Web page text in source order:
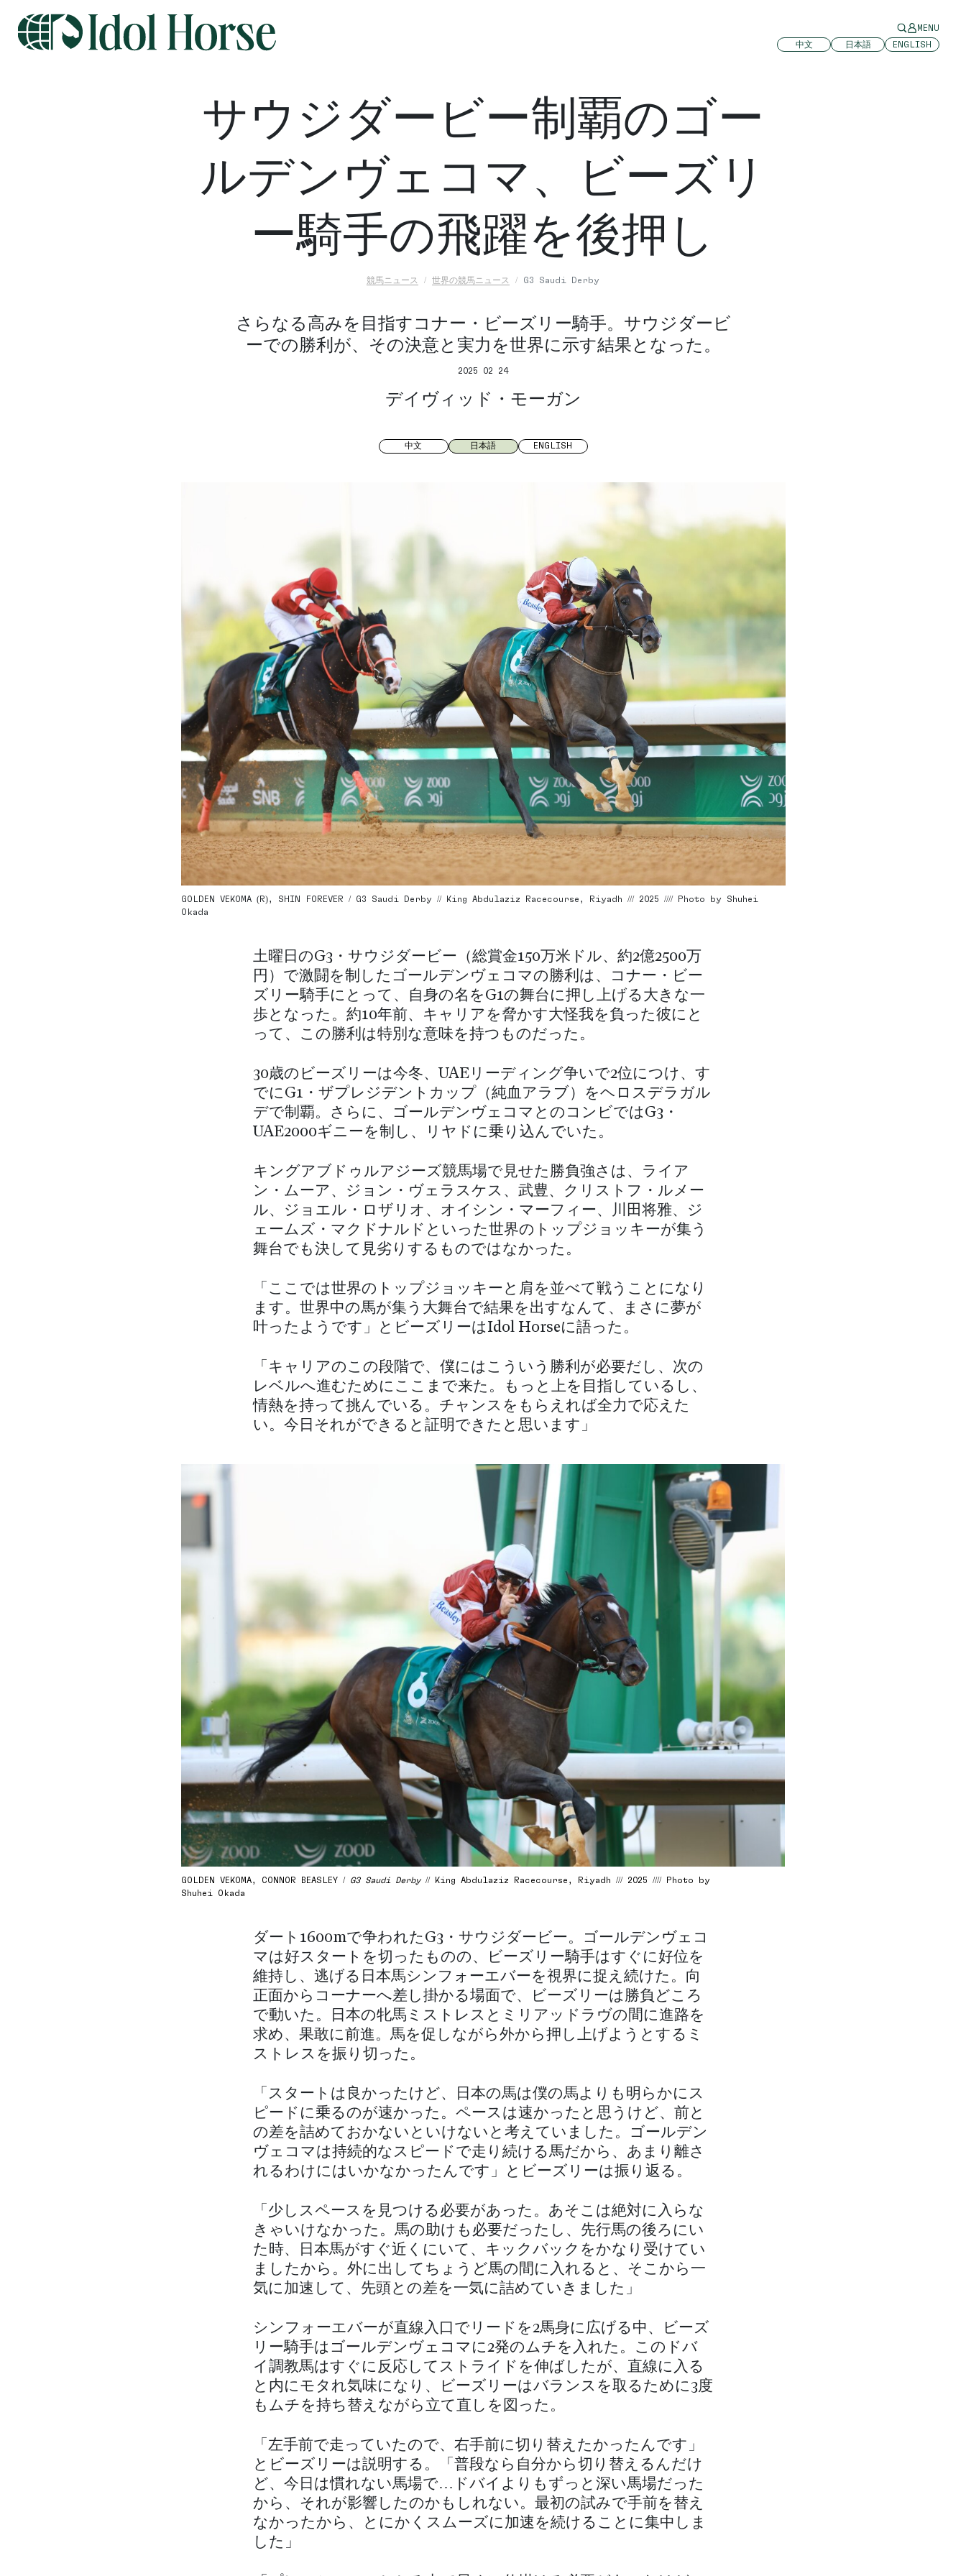
MENU
中文
日本語 ENGLISH
サウジダービー制覇のゴー
ルデンヴェコマ、ビーズリ
ー騎手の飛躍を後押し
競馬ニュース 世界の競馬ニュース G3 Saudi Derby
さらなる高みを目指すコナー・ビーズリー騎手。サウジダービ
ーでの勝利が、その決意と実力を世界に示す結果となった。
2025 02 24
デイヴィッド・モーガン
中文 日本語 ENGLISH
GOLDEN VEKOMA (R), SHIN FOREVER / G3 Saudi Derby // King Abdulaziz Racecourse, Riyadh /// 2025 //// Photo by Shuhei
Okada
土曜日のG3・サウジダービー（総賞金150万米ドル、約2億2500万
円）で激闘を制したゴールデンヴェコマの勝利は、コナー・ビー
ズリー騎手にとって、自身の名をG1の舞台に押し上げる大きな一
歩となった。約10年前、キャリアを脅かす大怪我を負った彼にと
って、この勝利は特別な意味を持つものだった。
30歳のビーズリーは今冬、UAEリーディング争いで2位につけ、す
でにG1・ザプレジデントカップ（純血アラブ）をヘロスデラガル
デで制覇。さらに、ゴールデンヴェコマとのコンビではG3・
UAE2000ギニーを制し、リヤドに乗り込んでいた。
キングアブドゥルアジーズ競馬場で見せた勝負強さは、ライア
ン・ムーア、ジョン・ヴェラスケス、武豊、クリストフ・ルメー
ル、ジョエル・ロザリオ、オイシン・マーフィー、川田将雅、ジ
ェームズ・マクドナルドといった世界のトップジョッキーが集う
舞台でも決して見劣りするものではなかった。
「ここでは世界のトップジョッキーと肩を並べて戦うことになり
ます。世界中の馬が集う大舞台で結果を出すなんて、まさに夢が
叶ったようです」とビーズリーはIdol Horseに語った。
「キャリアのこの段階で、僕にはこういう勝利が必要だし、次の
レベルへ進むためにここまで来た。もっと上を目指しているし、
情熱を持って挑んでいる。チャンスをもらえれば全力で応えた
い。今日それができると証明できたと思います」
GOLDEN VEKOMA, CONNOR BEASLEY / G3 Saudi Derby// King Abdulaziz Racecourse, Riyadh /// 2025 //// Photo by
Shuhei Okada
ダート1600mで争われたG3・サウジダービー。ゴールデンヴェコ
マは好スタートを切ったものの、ビーズリー騎手はすぐに好位を
維持し、逃げる日本馬シンフォーエバーを視界に捉え続けた。向
正面からコーナーへ差し掛かる場面で、ビーズリーは勝負どころ
で動いた。日本の牝馬ミストレスとミリアッドラヴの間に進路を
求め、果敢に前進。馬を促しながら外から押し上げようとするミ
ストレスを振り切った。
「スタートは良かったけど、日本の馬は僕の馬よりも明らかにス
ピードに乗るのが速かった。ペースは速かったと思うけど、前と
の差を詰めておかないといけないと考えていました。ゴールデン
ヴェコマは持続的なスピードで走り続ける馬だから、あまり離さ
れるわけにはいかなかったんです」とビーズリーは振り返る。
「少しスペースを見つける必要があった。あそこは絶対に入らな
きゃいけなかった。馬の助けも必要だったし、先行馬の後ろにい
た時、日本馬がすぐ近くにいて、キックバックをかなり受けてい
ましたから。外に出してちょうど馬の間に入れると、そこから一
気に加速して、先頭との差を一気に詰めていきました」
シンフォーエバーが直線入口でリードを2馬身に広げる中、ビーズ
リー騎手はゴールデンヴェコマに2発のムチを入れた。このドバ
イ調教馬はすぐに反応してストライドを伸ばしたが、直線に入る
と内にモタれ気味になり、ビーズリーはバランスを取るために3度
もムチを持ち替えながら立て直しを図った。
「左手前で走っていたので、右手前に切り替えたかったんです」
とビーズリーは説明する。「普段なら自分から切り替えるんだけ
ど、今日は慣れない馬場で…ドバイよりもずっと深い馬場だった
から、それが影響したのかもしれない。最初の試みで手前を替え
なかったから、とにかくスムーズに加速を続けることに集中しま
した」